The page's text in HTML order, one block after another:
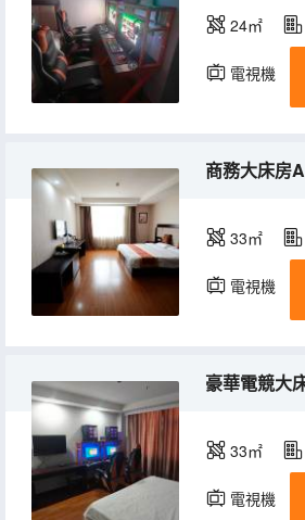
24㎡
電視機
商務大床房A
33㎡
電視機
33㎡
電視機